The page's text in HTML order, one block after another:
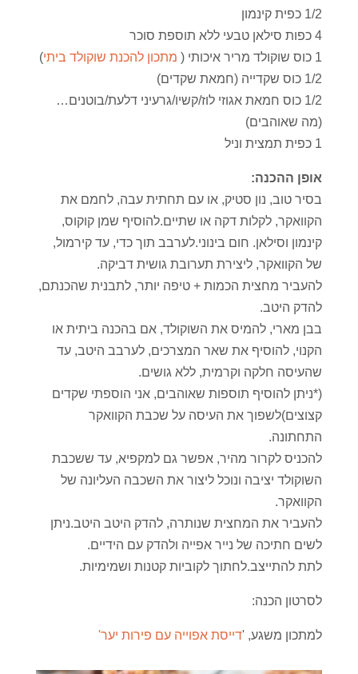
1/2 כפית קינמון
4 כפות סילאן טבעי ללא תוספת סוכר
1 כוס שוקולד מריר איכותי (
מתכון להכנת שוקולד ביתי)
1/2 כוס שקדייה (חמאת שקדים)
1/2 כוס חמאת אגוזי לוז/קשיו/גרעיני דלעת/בוטנים…
(מה שאוהבים)
1 כפית תמצית וניל
אופן ההכנה:
בסיר טוב, נון סטיק, או עם תחתית עבה, לחמם את
הקוואקר, לקלות דקה או שתיים.להוסיף שמן קוקוס,
קינמון וסילאן. חום בינוני.לערבב תוך כדי, עד קירמול,
של הקוואקר, ליצירת תערובת גושית דביקה.
להעביר מחצית הכמות + טיפה יותר, לתבנית שהכנתם,
להדק היטב.
בבן מארי, להמיס את השוקולד, אם בהכנה ביתית או
הקנוי, להוסיף את שאר המצרכים, לערבב היטב, עד
שהעיסה חלקה וקרמית, ללא גושים.
(*ניתן להוסיף תוספות שאוהבים, אני הוספתי שקדים
קצוצים)לשפוך את העיסה על שכבת הקוואקר
התחתונה.
להכניס לקרור מהיר, אפשר גם למקפיא, עד ששכבת
השוקולד יציבה ונוכל ליצור את השכבה העליונה של
הקוואקר.
להעביר את המחצית שנותרה, להדק היטב היטב.ניתן
לשים חתיכה של נייר אפייה ולהדק עם הידיים.
לתת להתייצב.לחתוך לקוביות קטנות ושמימיות.
לסרטון הכנה:
למתכון משגע, 'דייסת אפוייה עם פירות יער'